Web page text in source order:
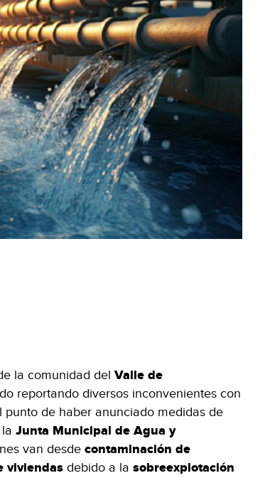
la comunidad del Valle de
reportando diversos inconvenientes con
punto de haber anunciado medidas de
Junta Municipal de Agua y
van desde contaminación de
viviendas debido a la sobreexplotación